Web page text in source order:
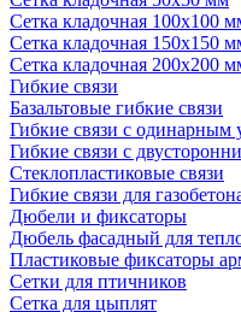
Сетка кладочная 100x100
Сетка кладочная 150x150
Сетка кладочная 200x200
Гибкие связи
Базальтовые гибкие связи
Гибкие связи с одинарным
Гибкие связи с
Стеклопластиковые связи
Гибкие связи для
Дюбели и фиксаторы
Дюбель фасадный для
Пластиковые фиксаторы
Сетки для птичников
Сетка для цыплят